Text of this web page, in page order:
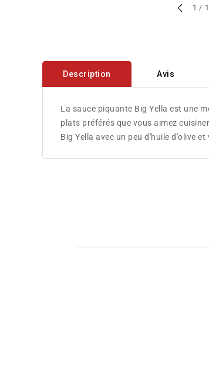
1 / 1
Description Avis
La sauce piquante Big Yella est une
plats préférés que vous aimez
Big Yella avec un peu d'huile d'olive